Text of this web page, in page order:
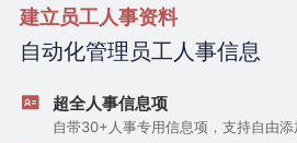
建立员工人事资料
自动化管理员工人事信息
超全人事信息项
自带30+人事专用信息项，支持自由